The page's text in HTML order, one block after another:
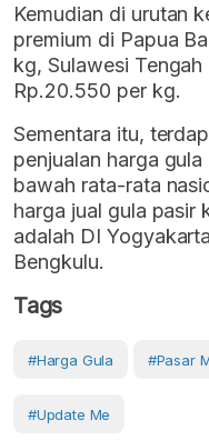
Kemudian di urutan
premium di Papua
kg, Sulawesi
Rp.20.550 per kg.
Sementara itu,
penjualan harga
bawah rata-rata
harga jual gula pasir
adalah DI
Bengkulu.
Tags
#harga Gula #Pasar
#Update Me